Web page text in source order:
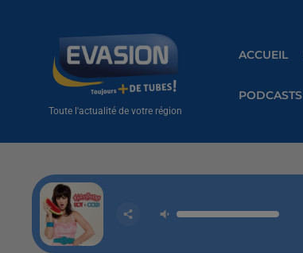
Toute l'actualité de votre région
ACCUEIL
PODCASTS